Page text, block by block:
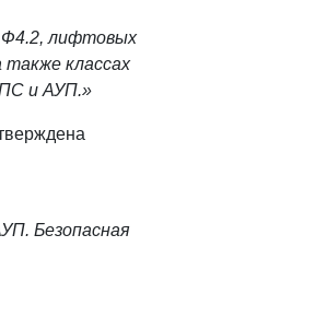
Ф4.2, лифтовых
также классах
и АУП.»
Безопасная